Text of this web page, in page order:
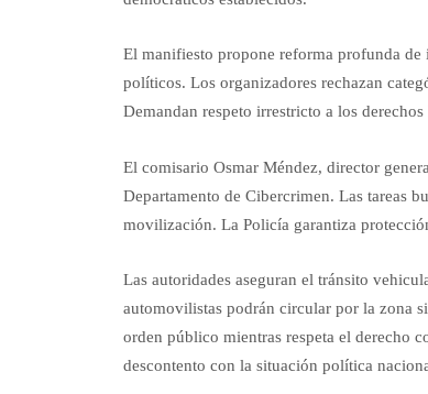
El manifiesto propone reforma profunda
políticos. Los organizadores rechazan
Demandan respeto irrestricto a los
El comisario Osmar Méndez, director
Departamento de Cibercrimen. Las tareas
movilización. La Policía garantiza
Las autoridades aseguran el tránsito
automovilistas podrán circular por la zona
orden público mientras respeta el derecho
descontento con la situación política